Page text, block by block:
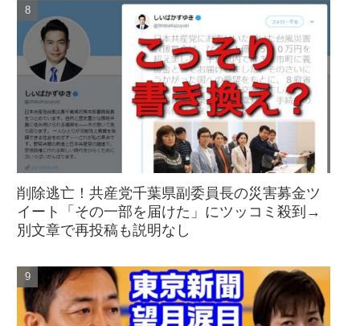
削除逃亡！共産党千葉県副委員長の災害募金ツ
イート「その一部を届けた」にツッコミ殺到→
別文章で再投稿も説明なし